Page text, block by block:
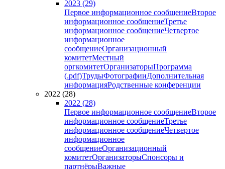
2023 (29)
Первое информационное сообщениеВторое
информационное сообщениеТретье
информационное сообщениеЧетвертое
информационное
сообщениеОрганизационный
комитетМестный
оргкомитетОрганизаторыПрограмма
(.pdf)ТрудыФотографииДополнительная
информацияРодственные конференции
2022 (28)
2022 (28)
Первое информационное сообщениеВторое
информационное сообщениеТретье
информационное сообщениеЧетвертое
информационное
сообщениеОрганизационный
комитетОрганизаторыСпонсоры и
партнёрыВажные